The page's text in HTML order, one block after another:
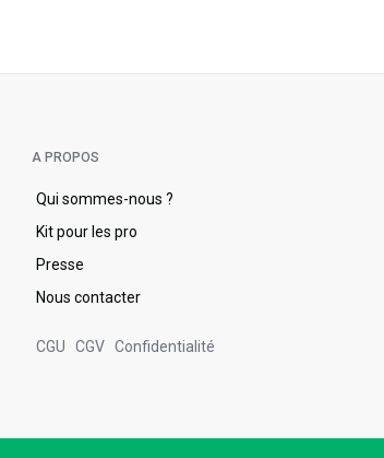
A PROPOS
Qui sommes-nous ?
Kit pour les pro
Presse
Nous contacter
CGU CGV Confidentialité